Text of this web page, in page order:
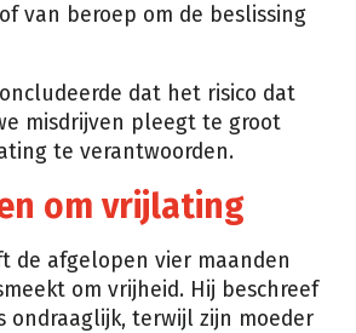
van beroep om de beslissing
dat het risico dat
misdrijven pleegt te groot
te verantwoorden.
om vrijlating
de afgelopen vier maanden
om vrijheid. Hij beschreef
ondraaglijk, terwijl zijn moeder